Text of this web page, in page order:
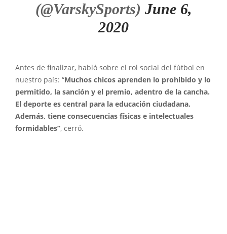
(@VarskySports) June 6,
2020
Antes de finalizar, habló sobre el rol social del fútbol en
nuestro país: “Muchos chicos aprenden lo prohibido y lo
permitido, la sanción y el premio, adentro de la cancha.
El deporte es central para la educación ciudadana.
Además, tiene consecuencias físicas e intelectuales
formidables”, cerró.